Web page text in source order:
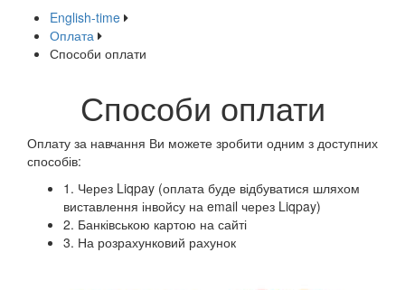
English-time
Оплата
Способи оплати
Способи оплати
Оплату за навчання Ви можете зробити одним з доступних
способів:
1. Через Liqpay (оплата буде відбуватися шляхом
виставлення інвойсу на email через Liqpay)
2. Банківською картою на сайті
3. На розрахунковий рахунок